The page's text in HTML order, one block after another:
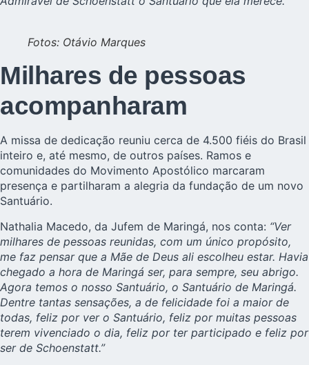
Fotos: Otávio Marques
Milhares de pessoas
acompanharam
A missa de dedicação reuniu cerca de 4.500 fiéis do Brasil
inteiro e, até mesmo, de outros países. Ramos e
comunidades do Movimento Apostólico marcaram
presença e partilharam a alegria da fundação de um novo
Santuário.
Nathalia Macedo, da Jufem de Maringá, nos conta: “Ver
milhares de pessoas reunidas, com um único propósito,
me faz pensar que a Mãe de Deus ali escolheu estar. Havia
chegado a hora de Maringá ser, para sempre, seu abrigo.
Agora temos o nosso Santuário, o Santuário de Maringá.
Dentre tantas sensações, a de felicidade foi a maior de
todas, feliz por ver o Santuário, feliz por muitas pessoas
terem vivenciado o dia, feliz por ter participado e feliz por
ser de Schoenstatt.”